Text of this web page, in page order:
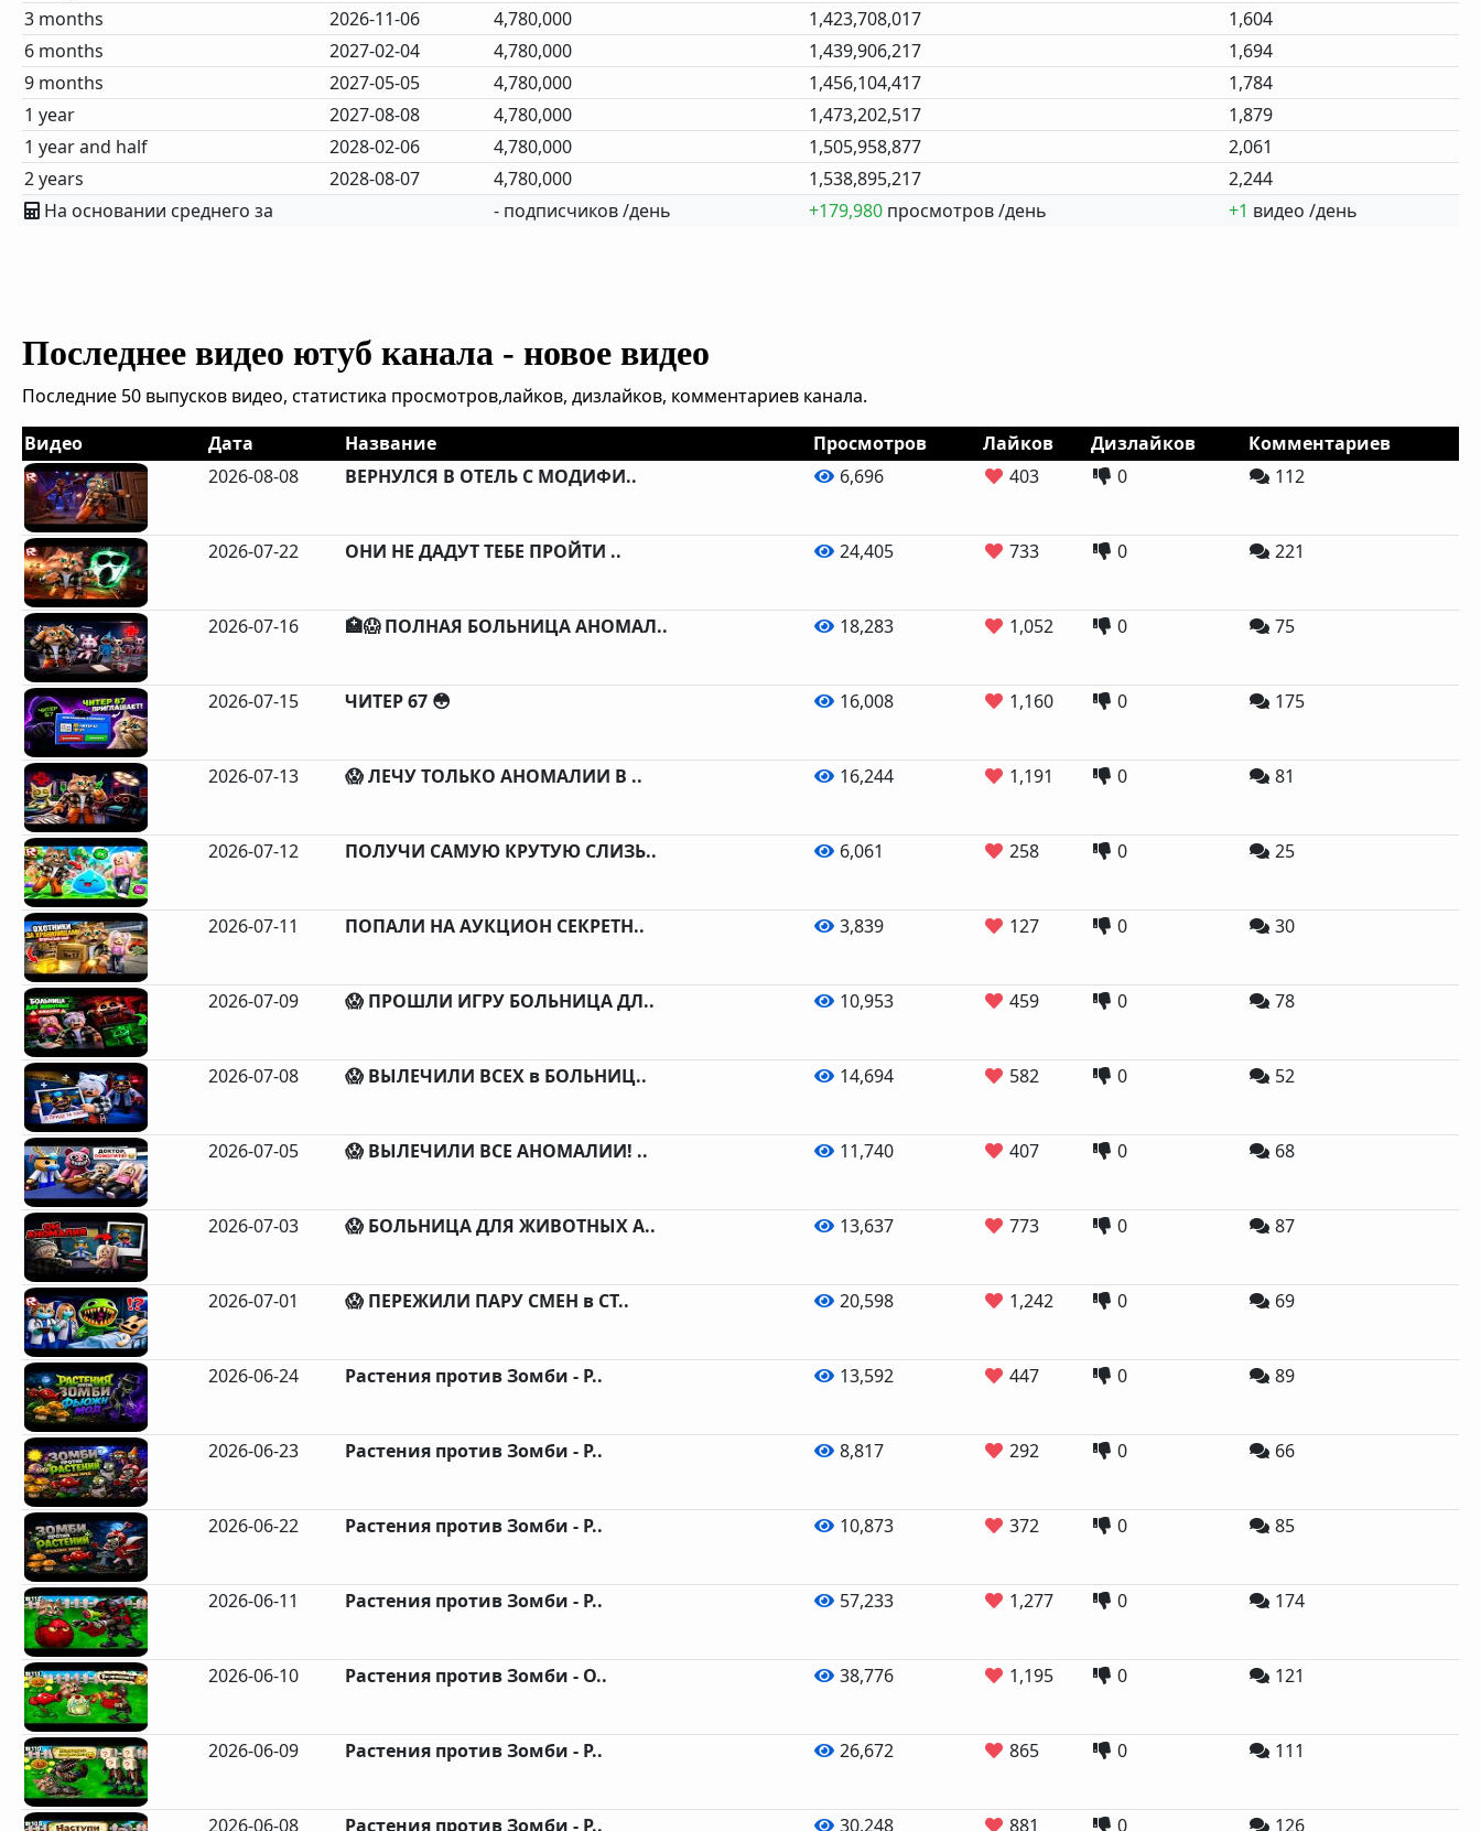
3 months
2026-11-06 4,780,000 1,423,708,017
1,604
6 months
2027-02-04 4,780,000 1,439,906,217
1,694
9 months
2027-05-05 4,780,000 1,456,104,417
1,784
1 year
2027-08-08 4,780,000 1,473,202,517
1,879
1 year and half
2028-02-06 4,780,000 1,505,958,877
2,061
2 years
2028-08-07 4,780,000 1,538,895,217
2,244
На основании среднего за
- подписчиков /день +179,980 просмотров /день +1 видео /день
Последнее видео ютуб канала - новое видео
Последние 50 выпусков видео, статистика просмотров,лайков, дизлайков, комментариев канала.
Видео
Дата Название Просмотров Лайков Дизлайков
Комментариев
2026-08-08
ВЕРНУЛСЯ В ОТЕЛЬ С МОДИФИ.. 6,696 403 0 112
2026-07-22 ОНИ НЕ ДАДУТ ТЕБЕ ПРОЙТИ .. 24,405 733 0 221
2026-07-16 🏥😱 ПОЛНАЯ БОЛЬНИЦА АНОМАЛ.. 18,283 1,052 0 75
2026-07-15 ЧИТЕР 67 😳 16,008 1,160 0 175
2026-07-13 😱 ЛЕЧУ ТОЛЬКО АНОМАЛИИ В .. 16,244 1,191 0 81
2026-07-12 ПОЛУЧИ САМУЮ КРУТУЮ СЛИЗЬ.. 6,061 258 0 25
2026-07-11 ПОПАЛИ НА АУКЦИОН СЕКРЕТН.. 3,839 127 0 30
2026-07-09 😱 ПРОШЛИ ИГРУ БОЛЬНИЦА ДЛ.. 10,953 459 0 78
2026-07-08 😱 ВЫЛЕЧИЛИ ВСЕХ в БОЛЬНИЦ.. 14,694 582 0 52
2026-07-05 😱 ВЫЛЕЧИЛИ ВСЕ АНОМАЛИИ! .. 11,740 407 0 68
2026-07-03 😱 БОЛЬНИЦА ДЛЯ ЖИВОТНЫХ А.. 13,637 773 0 87
2026-07-01 😱 ПЕРЕЖИЛИ ПАРУ СМЕН в СТ.. 20,598 1,242 0 69
2026-06-24 Растения против Зомби - Р.. 13,592 447 0 89
2026-06-23 Растения против Зомби - Р.. 8,817 292 0 66
2026-06-22 Растения против Зомби - Р.. 10,873 372 0 85
2026-06-11 Растения против Зомби - Р.. 57,233 1,277 0 174
2026-06-10 Растения против Зомби - О.. 38,776 1,195 0 121
2026-06-09 Растения против Зомби - Р.. 26,672 865 0 111
2026-06-08 Растения против Зомби - Р.. 30,248 881 0 126